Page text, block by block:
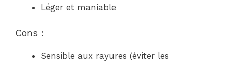
Léger et maniable
Cons :
Sensible aux rayures (éviter les